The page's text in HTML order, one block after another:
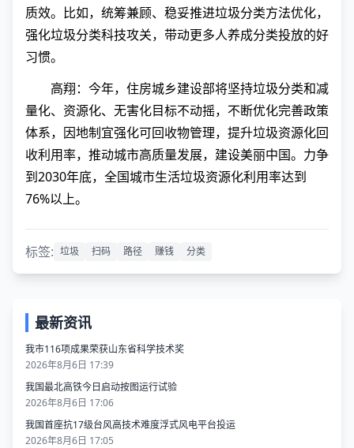
质效。比如，统筹兼顾、稳妥推进垃圾分类方法优化，
强化垃圾分类科技攻关，带动更多人养成分类投放的好
习惯。
高翔：今年，住房城乡建设部将坚持垃圾分类和减
量化、资源化、无害化目标不动摇，不断优化完善政策
体系，因地制宜强化可回收物管理，提升垃圾资源化回
收利用率，推动城市高质量发展，建设美丽中国。力争
到2030年底，全国城市生活垃圾资源化利用率达到
76%以上。
标签: 垃圾 扫码 路径 赚钱 分类
最新资讯
我市116项成果荣获山东省科学技术奖
2026年8月6日 17:39
我国最北高铁今日启动按图运行试验
2026年8月6日 17:06
我国首座抗17级台风高技术难度浮式风电平台投运
2026年8月6日 17:05